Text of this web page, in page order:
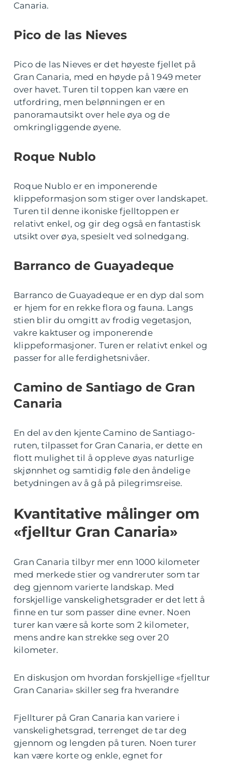
Canaria.
Pico de las Nieves
Pico de las Nieves er det høyeste fjellet på
Gran Canaria, med en høyde på 1 949 meter
over havet. Turen til toppen kan være en
utfordring, men belønningen er en
panoramautsikt over hele øya og de
omkringliggende øyene.
Roque Nublo
Roque Nublo er en imponerende
klippeformasjon som stiger over landskapet.
Turen til denne ikoniske fjelltoppen er
relativt enkel, og gir deg også en fantastisk
utsikt over øya, spesielt ved solnedgang.
Barranco de Guayadeque
Barranco de Guayadeque er en dyp dal som
er hjem for en rekke flora og fauna. Langs
stien blir du omgitt av frodig vegetasjon,
vakre kaktuser og imponerende
klippeformasjoner. Turen er relativt enkel og
passer for alle ferdighetsnivåer.
Camino de Santiago de Gran
Canaria
En del av den kjente Camino de Santiago-
ruten, tilpasset for Gran Canaria, er dette en
flott mulighet til å oppleve øyas naturlige
skjønnhet og samtidig føle den åndelige
betydningen av å gå på pilegrimsreise.
Kvantitative målinger om
«fjelltur Gran Canaria»
Gran Canaria tilbyr mer enn 1000 kilometer
med merkede stier og vandreruter som tar
deg gjennom varierte landskap. Med
forskjellige vanskelighetsgrader er det lett å
finne en tur som passer dine evner. Noen
turer kan være så korte som 2 kilometer,
mens andre kan strekke seg over 20
kilometer.
En diskusjon om hvordan forskjellige «fjelltur
Gran Canaria» skiller seg fra hverandre
Fjellturer på Gran Canaria kan variere i
vanskelighetsgrad, terrenget de tar deg
gjennom og lengden på turen. Noen turer
kan være korte og enkle, egnet for